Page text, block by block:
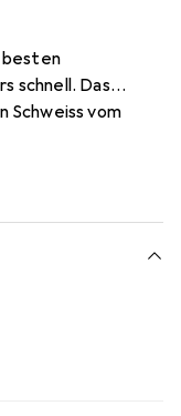
besten
schnell. Das
vom
bieten eine